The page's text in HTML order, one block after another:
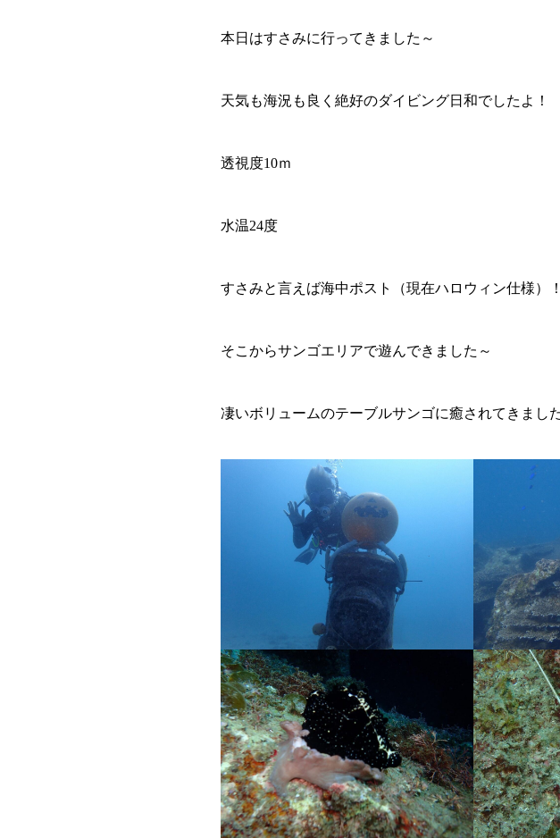
本日はすさみに行ってきました～
天気も海況も良く絶好のダイビング日和でしたよ！
透視度10ｍ
水温24度
すさみと言えば海中ポスト（現在ハロウィン仕様）
そこからサンゴエリアで遊んできました～
凄いボリュームのテーブルサンゴに癒されてきまし